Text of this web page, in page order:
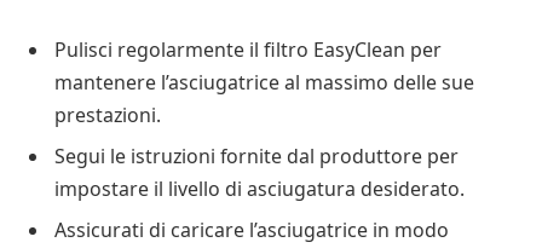
Pulisci regolarmente il filtro EasyClean per
mantenere l’asciugatrice al massimo delle sue
prestazioni.
Segui le istruzioni fornite dal produttore per
impostare il livello di asciugatura desiderato.
Assicurati di caricare l’asciugatrice in modo